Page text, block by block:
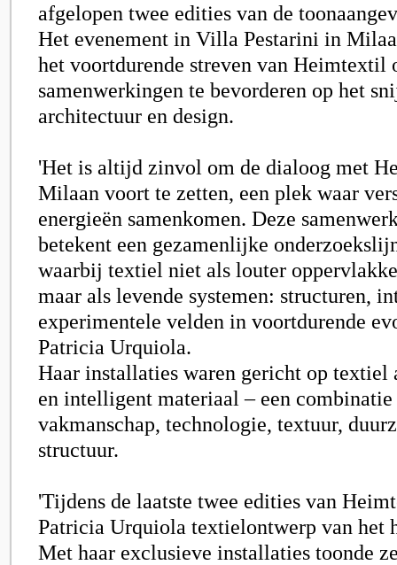
afgelopen twee edities van de
Het evenement in Villa Pestarini in
het voortdurende streven van Heimtextil
samenwerkingen te bevorderen op het
architectuur en design.
'Het is altijd zinvol om de dialoog met
Milaan voort te zetten, een plek waar
energieën samenkomen. Deze
betekent een gezamenlijke
waarbij textiel niet als louter
maar als levende systemen: structuren,
experimentele velden in voortdurende
Patricia Urquiola.
Haar installaties waren gericht op textiel
en intelligent materiaal – een combinatie
vakmanschap, technologie, textuur,
structuur.
'Tijdens de laatste twee edities van
Patricia Urquiola textielontwerp van het
Met haar exclusieve installaties toonde